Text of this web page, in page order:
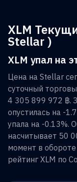
XLM
Stellar )
XLM упал на
Цена на Stellar
суточный
4 305 899 972 ฿.
опустилась на -
упала на -0.13%.
насчитывает 50
момент в обороте
рейтинг XLM по